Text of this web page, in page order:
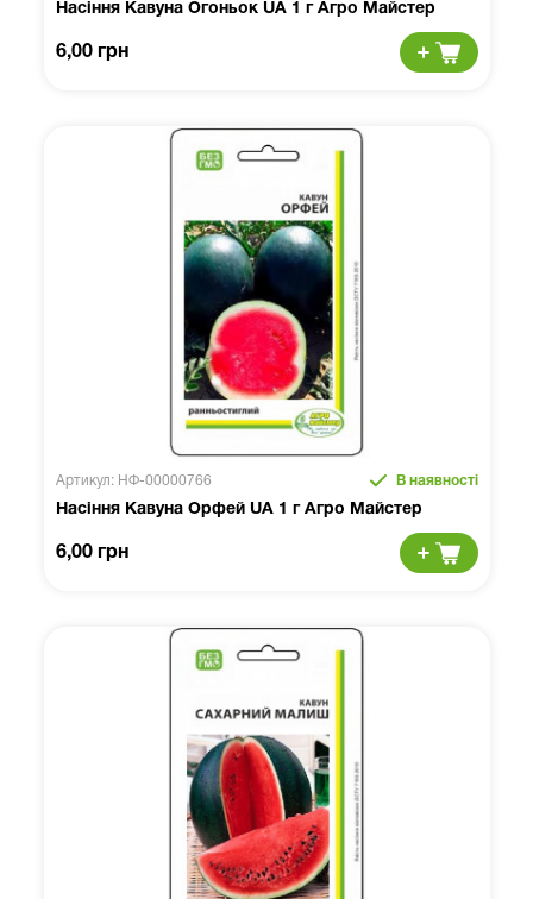
Насіння Кавуна Огоньок UA 1 г Агро Майстер
6,00 грн
Артикул: НФ-00000766 В наявності
Насіння Кавуна Орфей UA 1 г Агро Майстер
6,00 грн